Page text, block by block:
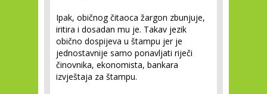
Ipak, običnog čitaoca žargon zbunjuje,
iritira i dosadan mu je. Takav jezik
obično dospijeva u štampu jer je
jednostavnije samo ponavljati riječi
činovnika, ekonomista, bankara
izvještaja za štampu.